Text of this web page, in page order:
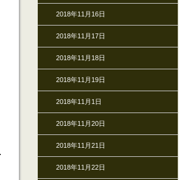
2018年11月16日
2018年11月17日
2018年11月18日
2018年11月19日
2018年11月1日
2018年11月20日
2018年11月21日
2018年11月22日